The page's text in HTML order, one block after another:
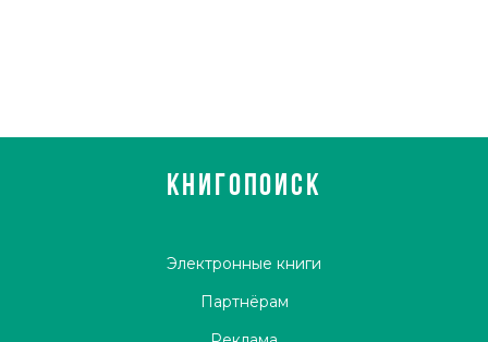
КНИГОПОИСК
Электронные книги
Партнёрам